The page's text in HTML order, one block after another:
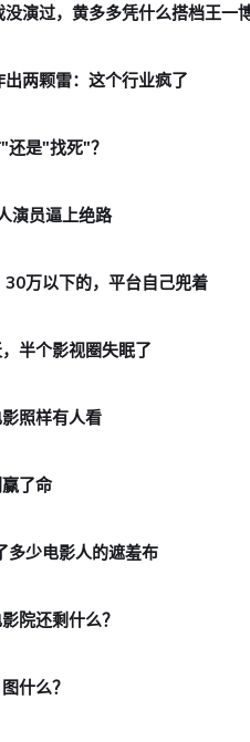
演过，黄多多凭什么搭档王一
两颗雷：这个行业疯了
是"找死"？
演员逼上绝路
万以下的，平台自己兜着
半个影视圈失眠了
照样有人看
了命
少电影人的遮羞布
院还剩什么？
什么？